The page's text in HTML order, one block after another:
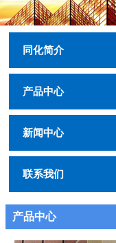
同化简介
产品中心
新闻中心
联系我们
产品中心